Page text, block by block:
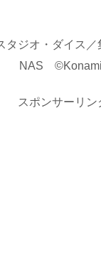
ジオ・ダイス／
NAS ©Konami
スポンサーリン